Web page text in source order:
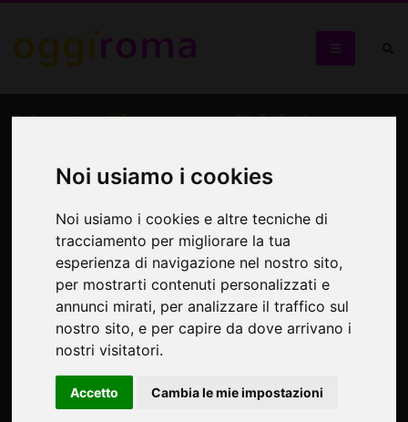
Noi usiamo i cookies
Noi usiamo i cookies e altre tecniche di
tracciamento per migliorare la tua
esperienza di navigazione nel nostro sito,
per mostrarti contenuti personalizzati e
annunci mirati, per analizzare il traffico sul
nostro sito, e per capire da dove arrivano i
nostri visitatori.
Accetto Cambia le mie impostazioni
Hasta Siempre, Frida!
Un intenso ritratto in prosa della pittrice messicana icona
dei nostri tempi